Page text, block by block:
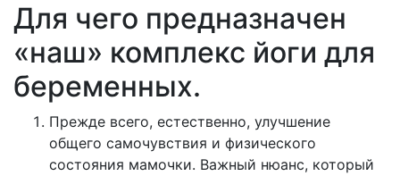
Для чего предназначен
«наш» комплекс йоги для
беременных.
Прежде всего, естественно, улучшение
общего самочувствия и физического
состояния мамочки. Важный нюанс, который